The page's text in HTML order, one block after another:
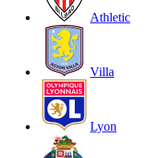
Athletic
Villa
Lyon